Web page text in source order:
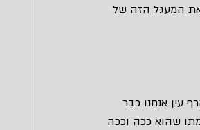
את המעגל הזה של
עין אנחנו כבר
שהוא ככה וככה